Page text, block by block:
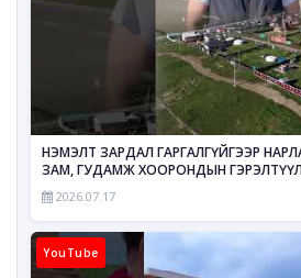
НЭМЭЛТ ЗАРДАЛ ГАРГАЛГҮЙГЭЭР
ЗАМ, ГУДАМЖ ХООРОНДЫН
2026.07.17
YouTube